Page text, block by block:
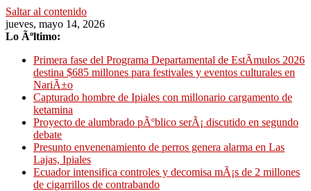
Saltar al contenido
jueves, mayo 14, 2026
Lo Ãºltimo:
Primera fase del Programa Departamental de EstÃ­mulos 2026
destina $685 millones para festivales y eventos culturales en
NariÃ±o
Capturado hombre de Ipiales con millonario cargamento de
ketamina
Proyecto de alumbrado pÃºblico serÃ¡ discutido en segundo
debate
Presunto envenenamiento de perros genera alarma en Las
Lajas, Ipiales
Ecuador intensifica controles y decomisa mÃ¡s de 2 millones
de cigarrillos de contrabando